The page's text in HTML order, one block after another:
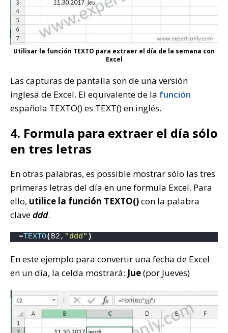
Utilisar la función TEXTO para extraer el día de la semana con
Excel
Las capturas de pantalla son de una versión
inglesa de Excel. El equivalente de la función
española TEXTO() es TEXT() en inglés.
4. Formula para extraer el día sólo
en tres letras
En otras palabras, es possible mostrar sólo las tres
primeras letras del día en une formula Excel. Para
ello, utilice la función TEXTO()con la palabra
claveddd.
=TEXTO( B2, "ddd" )
En este ejemplo para convertir una fecha de Excel
en un día, la celda mostrará: Jue(por Jueves)